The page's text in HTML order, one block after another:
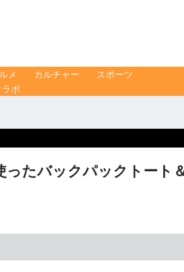
メ カルチャー
スポーツ
ボ
ったバックパックトート